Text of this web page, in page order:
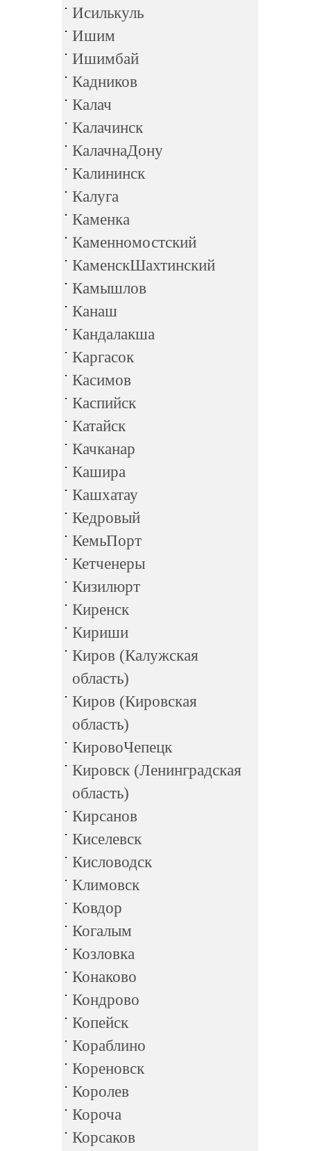
Исилькуль
Ишим
Ишимбай
Кадников
Калач
Калачинск
КалачнаДону
Калининск
Калуга
Каменка
Каменномостский
КаменскШахтинский
Камышлов
Канаш
Кандалакша
Каргасок
Касимов
Каспийск
Катайск
Качканар
Кашира
Кашхатау
Кедровый
КемьПорт
Кетченеры
Кизилюрт
Киренск
Кириши
Киров (Калужская
область)
Киров (Кировская
область)
КировоЧепецк
Кировск (Ленинградская
область)
Кирсанов
Киселевск
Кисловодск
Климовск
Ковдор
Когалым
Козловка
Конаково
Кондрово
Копейск
Кораблино
Кореновск
Королев
Короча
Корсаков